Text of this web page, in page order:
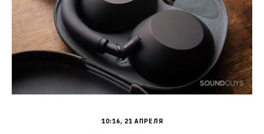
10:16, 21 АПРЕЛЯ